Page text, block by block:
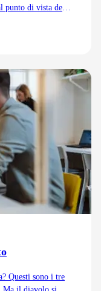
punto di vista del
Questi sono i tre